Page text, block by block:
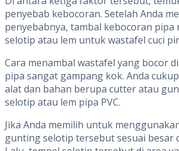
penyebab kebocoran. Setelah Anda
penyebabnya, tambal kebocoran pipa
selotip atau lem untuk wastafel cuci
Cara menambal wastafel yang bocor
pipa sangat gampang kok. Anda
alat dan bahan berupa cutter atau
selotip atau lem pipa PVC.
Jika Anda memilih untuk
gunting selotip tersebut sesuai besar